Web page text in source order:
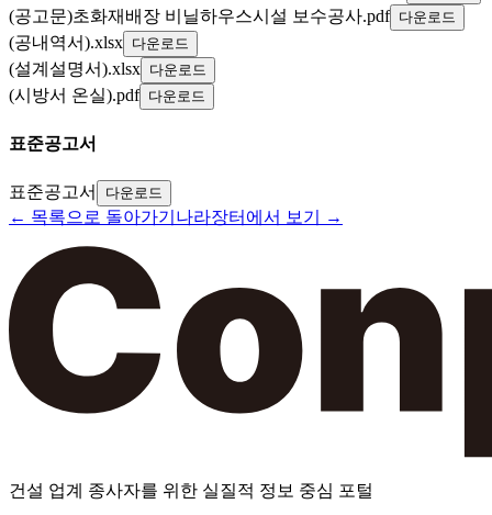
(공고문)초화재배장 비닐하우스시설 보수공사.pdf 다운로드
(공내역서).xlsx 다운로드
(설계설명서).xlsx 다운로드
(시방서 온실).pdf 다운로드
표준공고서
표준공고서 다운로드
← 목록으로 돌아가기 나라장터에서 보기 →
건설 업계 종사자를 위한 실질적 정보 중심 포털